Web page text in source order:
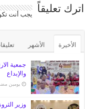
اترك تعليقاً يجب أنت
الأخيرة الأشهر
جمعية
والإبداع
‏يومين
وزير